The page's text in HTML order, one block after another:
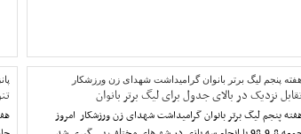
هفته پنجم لیگ برتر بانوان گرامیداشت شهدای زن ورزشکار
نزدیک در بالای جدول برای لیگ برتر بانوان
پنجم لیگ برتر بانوان گرامیداشت شهدای زن ورزشکار امروز